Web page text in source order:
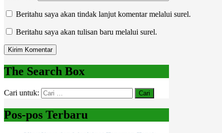
Beritahu saya akan tindak lanjut komentar melalui surel.
Beritahu saya akan tulisan baru melalui surel.
The Search Box
Cari untuk:
Pos-pos Terbaru